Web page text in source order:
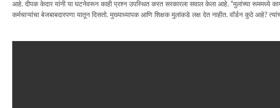
आहे. दीपक केदार यांनी या घटनेवरून काही प्रश्न उपस्थित करत सरकारला सवाल केला आहे. “मुलांच्या रूममध्ये
कर्मचाऱ्यांचा बेजबाबदारपणा यातून दिसतो. मुख्याध्यापक आणि शिक्षक मुलांकडे लक्ष देत नाहीत. वॉर्डन कुठे आहे?